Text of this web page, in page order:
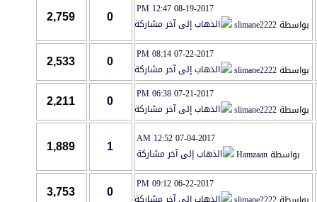
08-19-2017
12:47 PM
slimane2222
2,759
07-22-2017
08:14 PM
slimane2222
2,533
07-21-2017
06:38 PM
slimane2222
2,211
07-04-2017
12:52 AM
بواسطةHamzaan
1,889
06-22-2017
09:12 PM
3,753